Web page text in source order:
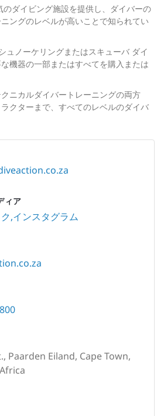
のダイビング施設を提供し、ダイバーの
ングのレベルが高いことで知られてい
ュノーケリングまたはスキューバ ダイ
機器の一部またはすべてを購入または
ニカルダイバートレーニングの両方
クターまで、すべてのレベルのダイバ
ィア
インスタグラム
Paarden Eiland, Cape Town,